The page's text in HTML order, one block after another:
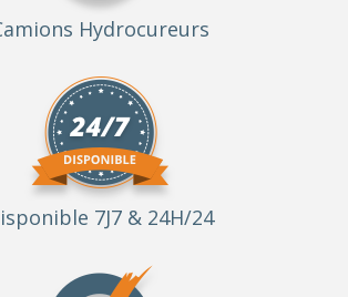
Hydrocureurs
7J7 & 24H/24